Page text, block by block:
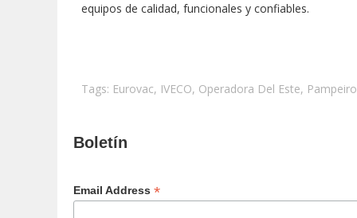
equipos de calidad, funcionales y confiables.
Tags: Eurovac, IVECO, Operadora Del Este, Pampeiro
Boletín
Email Address *